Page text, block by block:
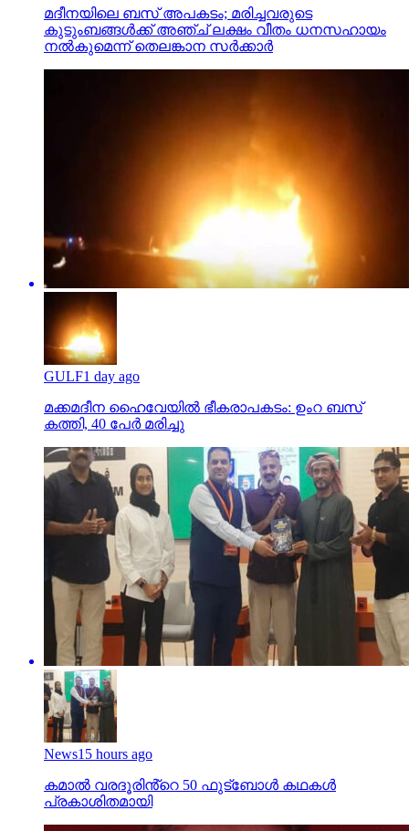
മദീനയിലെ ബസ് അപകടം; മരിച്ചവരുടെ
കുടുംബങ്ങള്‍ക്ക് അഞ്ച് ലക്ഷം വീതം ധനസഹായം
നല്‍കുമെന്ന് തെലങ്കാന സര്‍ക്കാര്‍
GULF1 day ago
മക്കമദീന ഹൈവേയില്‍ ഭീകരാപകടം: ഉംറ ബസ്
കത്തി, 40 പേര്‍ മരിച്ചു
News15 hours ago
കമാൽ വരദൂരിൻ്റെ 50 ഫുട്ബോൾ കഥകൾ
പ്രകാശിതമായി